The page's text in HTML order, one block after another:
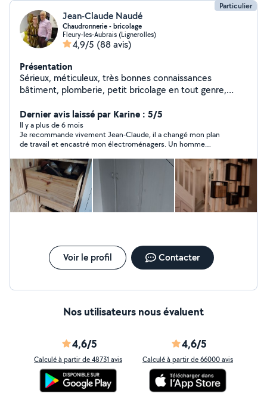
Particulier
Jean-Claude Naudé
Chaudronnerie - bricolage
Fleury-les-Aubrais (Lignerolles)
4,9/5 (88 avis)
Présentation
Sérieux, méticuleux, très bonnes connaissances
bâtiment, plomberie, petit bricolage en tout genre,
Maitrise soudure sur acier, inox, aluminium, réparation
électroménager, réparation matériel de jardin. Entretien
espaces verts (tonte, taille haie...)
Dernier avis laissé par Karine : 5/5
Il y a plus de 6 mois
Je recommande vivement Jean-Claude, il a changé mon plan
de travail et encastré mon électroménagers. Un homme
précieusement ses coordonnées.
Voir le profil Contacter
Nos utilisateurs nous évaluent
4,6/5
Calculé à partir de 48731 avis
4,6/5
Calculé à partir de 66000 avis